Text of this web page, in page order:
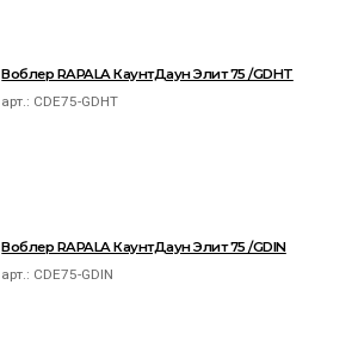
Воблер RAPALA КаунтДаун Элит 75 /GDHT
арт.: CDE75-GDHT
Воблер RAPALA КаунтДаун Элит 75 /GDIN
арт.: CDE75-GDIN